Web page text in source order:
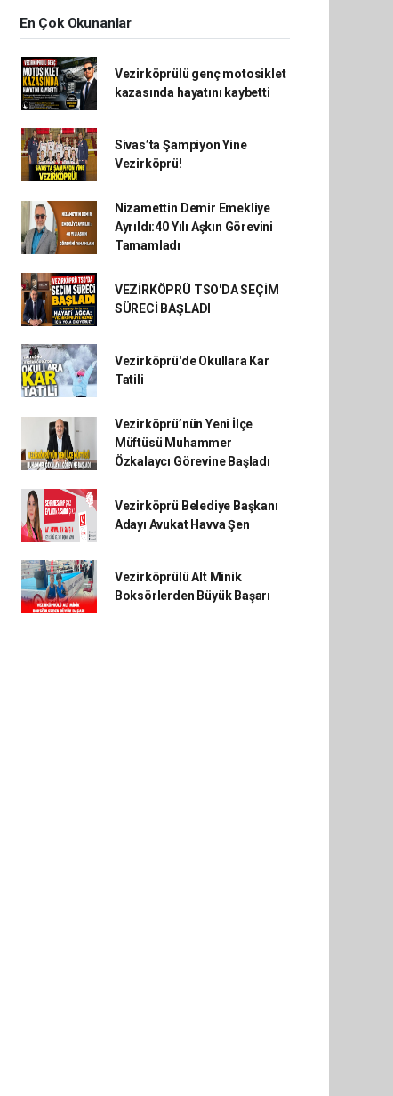
En Çok Okunanlar
Vezirköprülü genç motosiklet
kazasında hayatını kaybetti
Sivas’ta Şampiyon Yine
Vezirköprü!
Nizamettin Demir Emekliye
Ayrıldı:40 Yılı Aşkın Görevini
Tamamladı
VEZİRKÖPRÜ TSO'DA SEÇİM
SÜRECİ BAŞLADI
Vezirköprü'de Okullara Kar
Tatili
Vezirköprü’nün Yeni İlçe
Müftüsü Muhammer
Özkalaycı Görevine Başladı
Vezirköprü Belediye Başkanı
Adayı Avukat Havva Şen
Vezirköprülü Alt Minik
Boksörlerden Büyük Başarı